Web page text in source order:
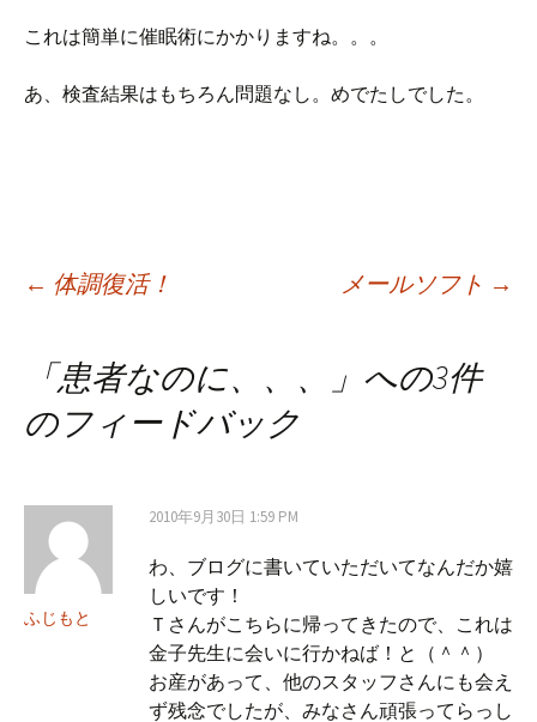
これは簡単に催眠術にかかりますね。。。
あ、検査結果はもちろん問題なし。めでたしでした。
投稿ナビゲーション
← 体調復活！ メールソフト →
「患者なのに、、、
」への3件
のフィードバック
ふじもと
2010年9月30日 1:59 PM
わ、ブログに書いていただいてなんだか嬉
しいです！
Ｔさんがこちらに帰ってきたので、これは
金子先生に会いに行かねば！と（＾＾）
お産があって、他のスタッフさんにも会え
ず残念でしたが、みなさん頑張ってらっし